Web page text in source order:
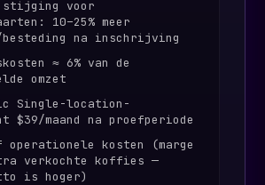
stijging voor
10–25% meer
besteding na inschrijving
≈ 6% van de
omzet
Single-location-
$39/maand na proefperiode
operationele kosten (marge
verkochte koffies —
is hoger)